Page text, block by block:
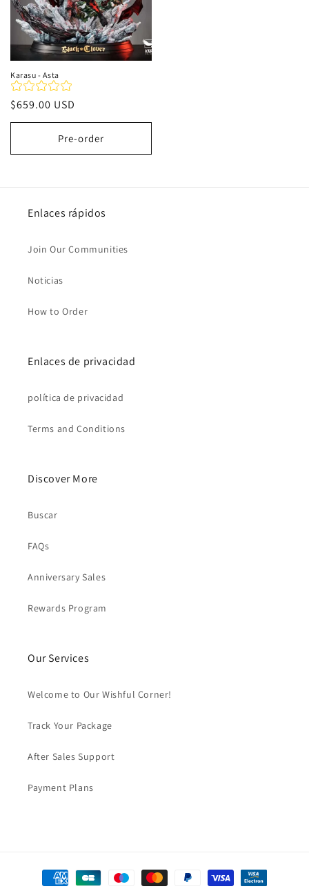
Karasu - Asta
Precio
habitual
$659.00 USD
Pre-order
Enlaces rápidos
Join Our Communities
Noticias
How to Order
Enlaces de privacidad
política de privacidad
Terms and Conditions
Discover More
Buscar
FAQs
Anniversary Sales
Rewards Program
Our Services
Welcome to Our Wishful Corner!
Track Your Package
After Sales Support
Payment Plans
Formas